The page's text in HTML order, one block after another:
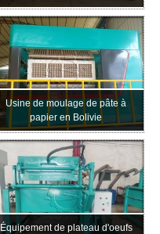
Usine de moulage de pâte à
papier en Bolivie
Équipement de plateau d'oeufs